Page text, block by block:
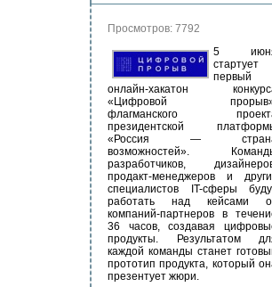
Просмотров: 7792
5
стартует
первый
онлайн-хакатон
«Цифровой
флагманского
президентской
«Россия —
возможностей».
разработчиков,
продакт-менеджеров и
специалистов IT-сферы
работать над кейсами
компаний-партнеров в
36 часов, создавая
продукты. Результатом
каждой команды станет
прототип продукта, который
презентует жюри.